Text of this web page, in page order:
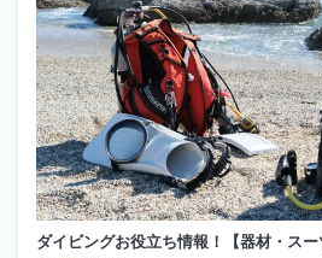
ダイビングお役立ち情報！【器材・スー